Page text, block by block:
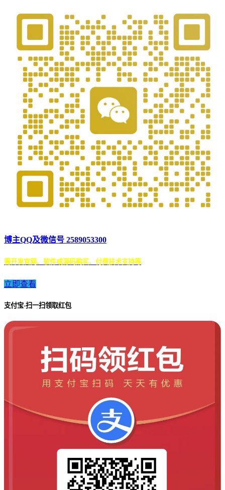
博主QQ及微信号 2589053300
需开发官网、软件或源码购买、付费技术支持等
立即查看
支付宝-扫一扫领取红包